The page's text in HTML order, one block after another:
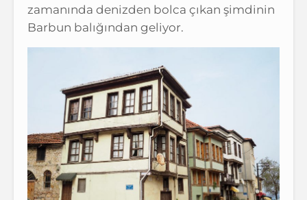
zamanında denizden bolca çıkan şimdinin
Barbun balığından geliyor.